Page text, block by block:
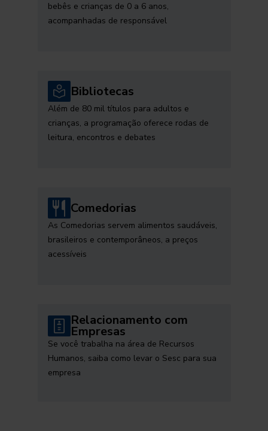
bebês e crianças de 0 a 6 anos,
acompanhadas de responsável
Bibliotecas
Além de 80 mil títulos para adultos e
crianças, a programação oferece rodas de
leitura, encontros e debates
Comedorias
As Comedorias servem alimentos saudáveis,
brasileiros e contemporâneos, a preços
acessíveis
Relacionamento com
Empresas
Se você trabalha na área de Recursos
Humanos, saiba como levar o Sesc para sua
empresa